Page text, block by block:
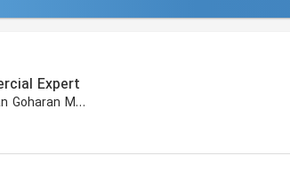
Expert
Doryaban Goharan Mining